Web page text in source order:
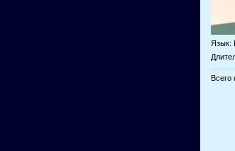
Язык:
Всего